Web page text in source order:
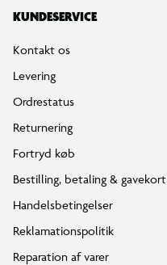
KUNDESERVICE
Kontakt os
Levering
Ordrestatus
Returnering
Fortryd køb
Bestilling, betaling & gavekort
Handelsbetingelser
Reklamationspolitik
Reparation af varer